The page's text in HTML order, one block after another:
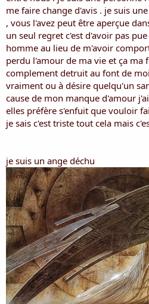
me faire change d'avis . je suis
, vous l'avez peut être aperçue
un seul regret c'est d'avoir pas
homme au lieu de m'avoir
perdu l'amour de ma vie et ça ma
complement detruit au font de
vraiment ou à désire quelqu'un
cause de mon manque d'amour
elles préfère s'enfuit que vouloir
je sais c'est triste tout cela mais
je suis un ange déchu